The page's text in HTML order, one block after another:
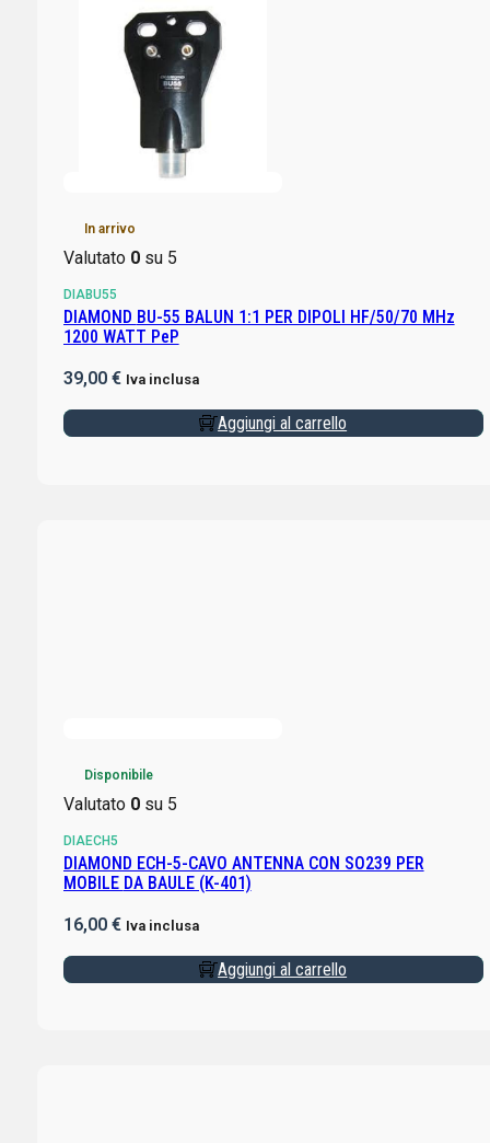
In arrivo
Valutato 0su 5
DIABU55
DIAMOND BU-55 BALUN 1:1 PER DIPOLI HF/50/70 MHz
1200 WATT PeP
39,00 € Iva inclusa
Aggiungi al carrello
Disponibile
Valutato 0su 5
DIAECH5
DIAMOND ECH-5-CAVO ANTENNA CON SO239 PER
MOBILE DA BAULE (K-401)
16,00 € Iva inclusa
Aggiungi al carrello